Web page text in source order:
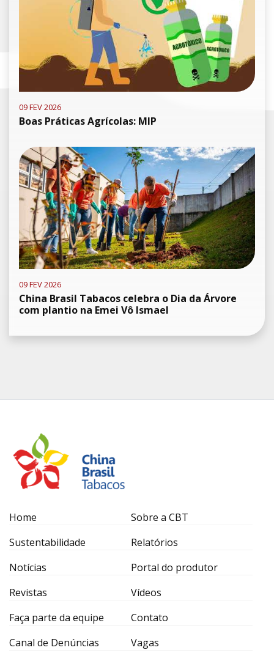
09 FEV 2026
Boas Práticas Agrícolas: MIP
09 FEV 2026
China Brasil Tabacos celebra o Dia da Árvore
com plantio na Emei Vô Ismael
Home
Sobre a CBT
Sustentabilidade
Relatórios
Notícias
Portal do produtor
Revistas
Vídeos
Faça parte da equipe
Contato
Canal de Denúncias
Vagas